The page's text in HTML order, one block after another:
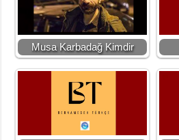
Musa Karbadağ Kimdir